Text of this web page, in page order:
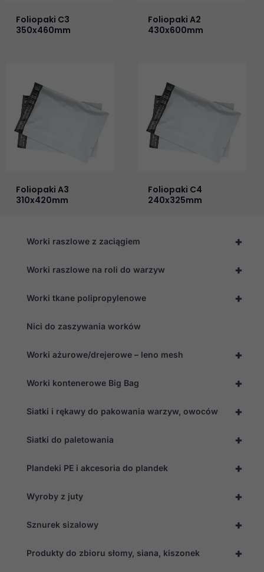
+
Worki raszlowe z zaciągiem
+
Worki raszlowe na roli do warzyw
+
Worki tkane polipropylenowe
Nici do zaszywania worków
+
Worki ażurowe/drejerowe – leno mesh
+
Worki kontenerowe Big Bag
+
Siatki i rękawy do pakowania warzyw, owoców
+
Siatki do paletowania
+
Plandeki PE i akcesoria do plandek
+
Wyroby z juty
+
Sznurek sizalowy
+
Produkty do zbioru słomy, siana, kiszonek
Foliopaki C3
350x460mm
Foliopaki A2
430x600mm
Foliopaki A3
310x420mm
Foliopaki C4
240x325mm
do
Abyśmy mogli
poprawić